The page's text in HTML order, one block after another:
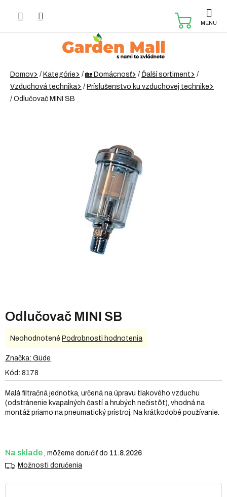
Domov / Kategórie / 🏡 Domácnosť / Ďalší sortiment
/
Vzduchová technika
/ Príslušenstvo ku vzduchovej technike
/ Odlučovač MINI SB
Odlučovač MINI SB
Kód: 8178
Na sklade
11.8.2026
Možnosti doručenia
Malá filtračná jednotka, určená na úpravu tlakového vzduchu
(odstránenie kvapalných častí a hrubých nečistôt), vhodná na
montáž priamo na pneumatický prístroj. Na krátkodobé používanie.
Priemerné
produktu
0,0
5
hviezdičiek.
Neohodnotené Podrobnosti hodnotenia
Značka: Güde